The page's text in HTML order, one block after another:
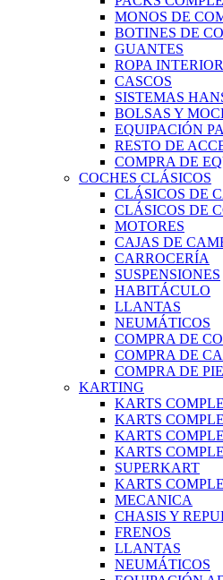
MONOS DE
BOTINES DE
GUANTES
ROPA INTERIOR
CASCOS
SISTEMAS
BOLSAS Y
EQUIPACIÓN
RESTO DE
COMPRA DE
COCHES CLÁSICOS
CLÁSICOS DE
CLÁSICOS DE
MOTORES
CAJAS DE
CARROCERÍA
SUSPENSIONES
HABITÁCULO
LLANTAS
NEUMÁTICOS
COMPRA DE
COMPRA DE
COMPRA DE
KARTING
KARTS
KARTS
KARTS
KARTS
SUPERKART
KARTS
MECANICA
CHASIS Y
FRENOS
LLANTAS
NEUMÁTICOS